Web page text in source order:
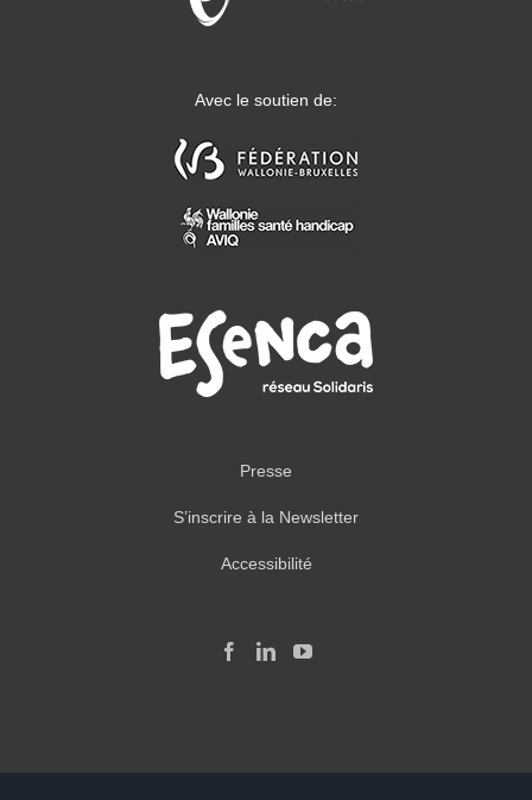
Avec le soutien de:
Presse
S’inscrire à la Newsletter
Accessibilité